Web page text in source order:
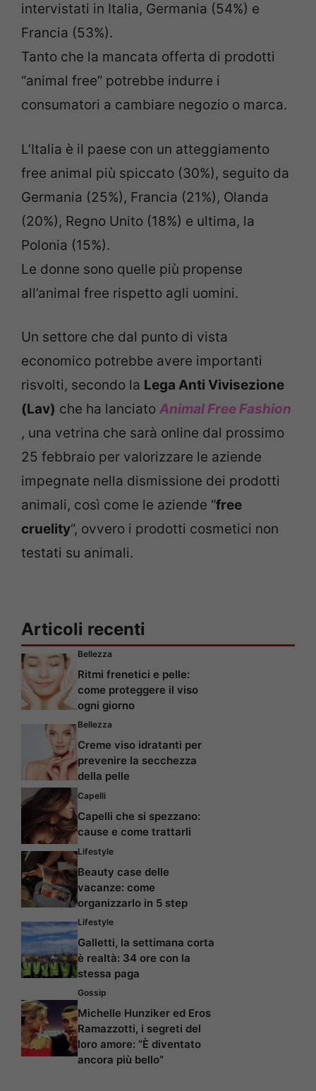
intervistati in Italia, Germania (54%) e
Francia (53%).
Tanto che la mancata offerta di prodotti
“animal free” potrebbe indurre i
consumatori a cambiare negozio o marca.
L’Italia è il paese con un atteggiamento
free animal più spiccato (30%), seguito da
Germania (25%), Francia (21%), Olanda
(20%), Regno Unito (18%) e ultima, la
Polonia (15%).
Le donne sono quelle più propense
all’animal free rispetto agli uomini.
Un settore che dal punto di vista
economico potrebbe avere importanti
risvolti, secondo la Lega Anti Vivisezione
(Lav) che ha lanciato Animal Free Fashion
, una vetrina che sarà online dal prossimo
25 febbraio per valorizzare le aziende
impegnate nella dismissione dei prodotti
animali, così come le aziende “free
cruelity“, ovvero i prodotti cosmetici non
testati su animali.
Articoli recenti
Bellezza
Ritmi frenetici e pelle:
come proteggere il viso
ogni giorno
Bellezza
Creme viso idratanti per
prevenire la secchezza
della pelle
Capelli
Capelli che si spezzano:
cause e come trattarli
Lifestyle
Beauty case delle
vacanze: come
organizzarlo in 5 step
Lifestyle
Galletti, la settimana corta
è realtà: 34 ore con la
stessa paga
Gossip
Michelle Hunziker ed Eros
Ramazzotti, i segreti del
loro amore: “È diventato
ancora più bello”